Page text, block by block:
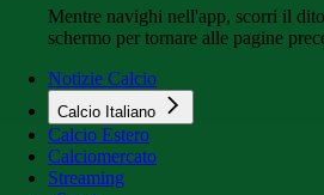
Mentre navighi nell'app, scorri il
schermo per tornare alle pagine
Notizie Calcio
Calcio Italiano
Calcio Estero
Calciomercato
Streaming